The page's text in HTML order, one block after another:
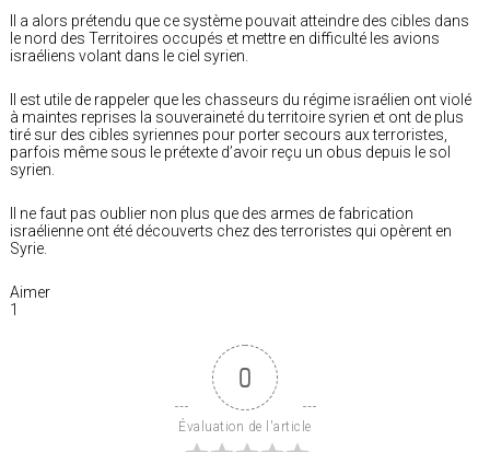
Il a alors prétendu que ce système pouvait atteindre des cibles dans
le nord des Territoires occupés et mettre en difficulté les avions
israéliens volant dans le ciel syrien.
Il est utile de rappeler que les chasseurs du régime israélien ont violé
à maintes reprises la souveraineté du territoire syrien et ont de plus
tiré sur des cibles syriennes pour porter secours aux terroristes,
parfois même sous le prétexte d’avoir reçu un obus depuis le sol
syrien.
Il ne faut pas oublier non plus que des armes de fabrication
israélienne ont été découverts chez des terroristes qui opèrent en
Syrie.
Aimer
1
0
Évaluation de l'article